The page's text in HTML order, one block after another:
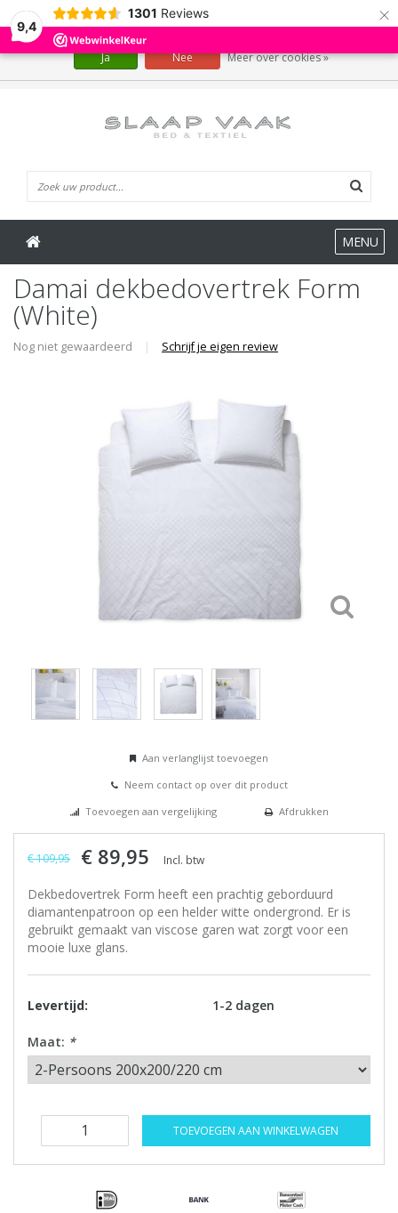
9,4
1301 Reviews ×
MENU
Damai dekbedovertrek Form
(White)
Nog niet gewaardeerd | Schrijf je eigen review
Aan verlanglijst toevoegen
Neem contact op over dit product
Toevoegen aan vergelijking
Afdrukken
€ 109,95 € 89,95 Incl. btw
Dekbedovertrek Form heeft een prachtig geborduurd
diamantenpatroon op een helder witte ondergrond. Er is
gebruikt gemaakt van viscose garen wat zorgt voor een
mooie luxe glans.
Levertijd: 1-2 dagen
Maat: *
TOEVOEGEN AAN WINKELWAGEN
Wij slaan cookies op om onze website te verbeteren. Is dat akkoord?
Ja Nee Meer over cookies »